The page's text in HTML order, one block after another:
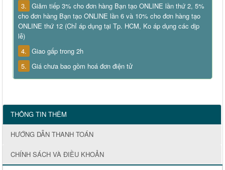
3. Giảm tiếp 3% cho đơn hàng Bạn tạo ONLINE lần thứ 2, 5%
cho đơn hàng Bạn tạo ONLINE lần 6 và 10% cho đơn hàng tạo
ONLINE thứ 12 (Chỉ áp dụng tại Tp. HCM, Ko áp dụng các dịp
lễ)
4. Giao gấp trong 2h
5. Giá chưa bao gồm hoá đơn điện tử
THÔNG TIN THÊM
HƯỚNG DẪN THANH TOÁN
CHÍNH SÁCH VÀ ĐIỀU KHOẢN